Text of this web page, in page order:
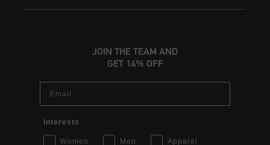
JOIN THE TEAM AND
GET 14% OFF
Interests
Women Men
Apparel